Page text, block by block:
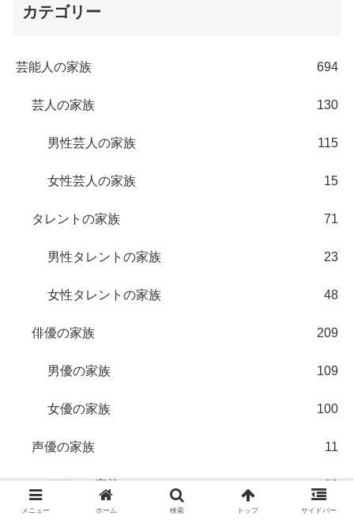
カテゴリー
芸能人の家族 694
芸人の家族 130
男性芸人の家族 115
女性芸人の家族 15
タレントの家族 71
男性タレントの家族 23
女性タレントの家族 48
俳優の家族 209
男優の家族 109
女優の家族 100
声優の家族 11
アイドルの家族 69
メニュー ホーム 検索 トップ サイドバー